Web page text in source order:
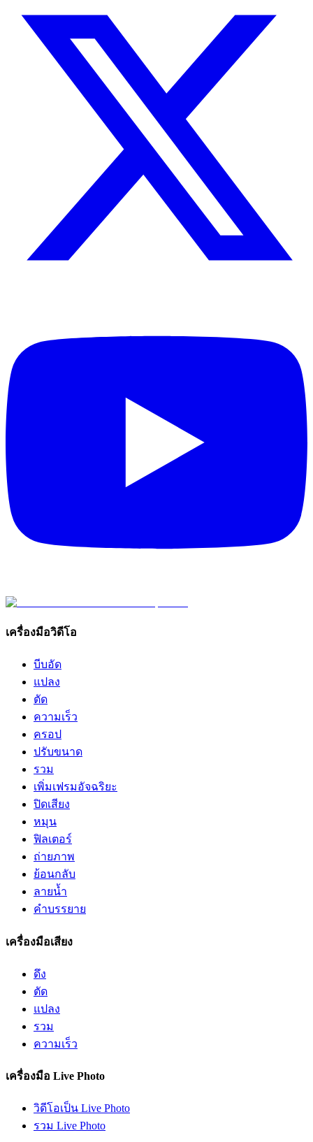
เครื่องมือวิดีโอ
บีบอัด
แปลง
ตัด
ความเร็ว
ครอป
ปรับขนาด
รวม
เพิ่มเฟรมอัจฉริยะ
ปิดเสียง
หมุน
ฟิลเตอร์
ถ่ายภาพ
ย้อนกลับ
ลายน้ำ
คำบรรยาย
เครื่องมือเสียง
ดึง
ตัด
แปลง
รวม
ความเร็ว
เครื่องมือ Live Photo
วิดีโอเป็น Live Photo
รวม Live Photo